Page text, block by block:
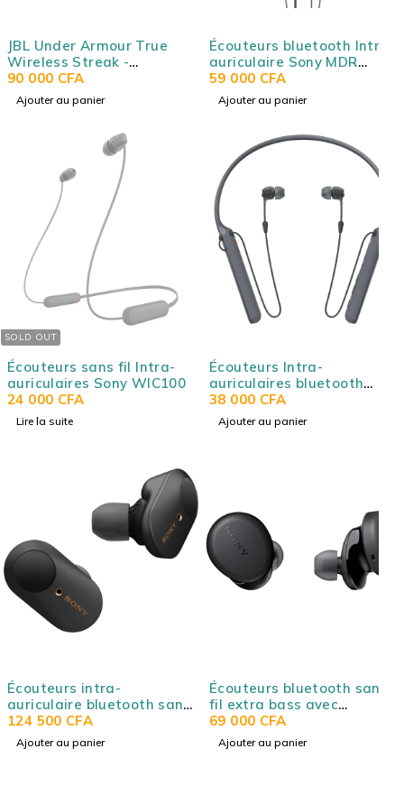
JBL Under Armour True
Wireless Streak -
écouteur de sport intra-
auriculaires ultra
compacts
90 000 CFA
Ajouter au panier
Écouteurs bluetooth Intra-
auriculaire Sony MDR
XB70BTBZE
59 000 CFA
Ajouter au panier
SOLD OUT
Écouteurs sans fil Intra-
auriculaires Sony WIC100
24 000 CFA
Lire la suite
Écouteurs Intra-
auriculaires bluetooth
sans fil Sony WIC400
38 000 CFA
Ajouter au panier
Écouteurs intra-
auriculaire bluetooth sans
fil Extra Bass avec
réduction de bruit Sony
WF1000XM3
124 500 CFA
Ajouter au panier
Écouteurs bluetooth sans
fil extra bass avec
réduction de bruit Sony
WFXB700
69 000 CFA
Ajouter au panier